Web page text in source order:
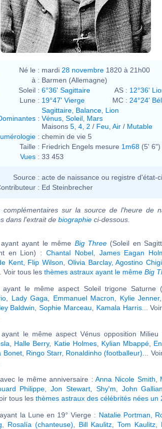
Né le : mardi 28 novembre 1820 à 21h00
à : Barmen (Allemagne)
Soleil : 6°36' Sagittaire AS : 12°36'
Lune : 19°47' Vierge MC : 24°24'
:
Sagittaire Balance Lion
Vénus Soleil Mars
Maisons 5 4 2 / Feu Air / Mutable
: chemin de vie 5
Taille : Friedrich Engels mesure 1m68 (5' 6")
Vues : 33 453
Source : acte de naissance ou registre d'état-
: Ed Steinbrecher
complémentaires sur la source de l'heure de
dans l'extrait de biographie ci-dessous.
ayant le même Big Three(Soleil en
en Lion) : Chantal Nobel, James Eagan
Kent, Flip Wilson ,Olivia Barclay,Agostino Chigi
... Voir tous les thèmes astraux ayant le même Big
ayant le même aspect Soleil trigone Saturne
Lady Gaga Emmanuel Macron Kylie Jenner,
Baldwin ,Sophie Marceau Kamala Harris...
le même aspect Vénus opposition
Halle Berry, Katie Holmes, Kylian Mbappé,
Bonet, Ringo Starr, Ronaldinho (footballeur) ...
le même anniversaire :Anna Nicole Smith
Philippe ,Jon Stewart Shy'm John
tous les thèmes astraux des célébrités nées un
la Lune en 19° Vierge : Natalie Portman
Rosalía (chanteuse) Bill Kaulitz ,Tom Kaulitz